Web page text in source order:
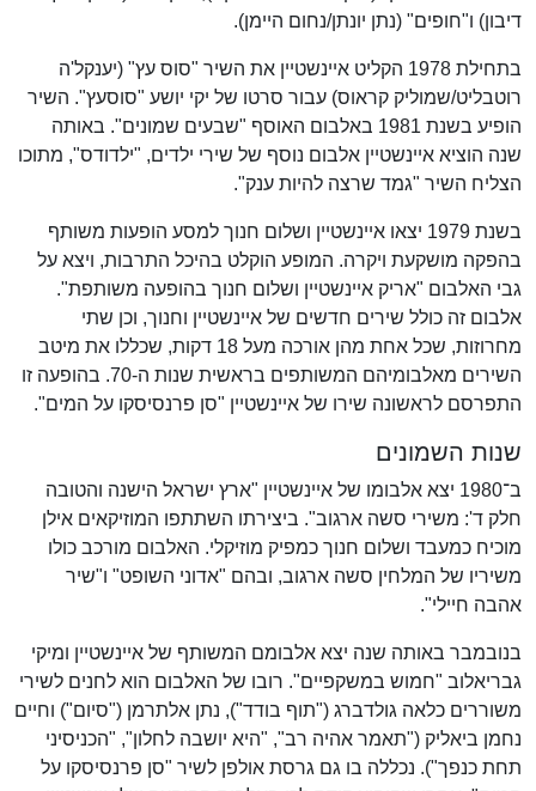
דיבון) ו"חופים" (נתן יונתן/נחום היימן).
בתחילת 1978 הקליט איינשטיין את השיר "סוס עץ" (יענקל'ה
רוטבליט/שמוליק קראוס) עבור סרטו של יקי יושע "סוסעץ". השיר
הופיע בשנת 1981 באלבום האוסף "שבעים שמונים". באותה
שנה הוציא איינשטיין אלבום נוסף של שירי ילדים, "ילדודס", מתוכו
הצליח השיר "גמד שרצה להיות ענק".
בשנת 1979 יצאו איינשטיין ושלום חנוך למסע הופעות משותף
בהפקה מושקעת ויקרה. המופע הוקלט בהיכל התרבות, ויצא על
גבי האלבום "אריק איינשטיין ושלום חנוך בהופעה משותפת".
אלבום זה כולל שירים חדשים של איינשטיין וחנוך, וכן שתי
מחרוזות, שכל אחת מהן אורכה מעל 18 דקות, שכללו את מיטב
השירים מאלבומיהם המשותפים בראשית שנות ה-70. בהופעה זו
התפרסם לראשונה שירו של איינשטיין "סן פרנסיסקו על המים".
שנות השמונים
ב־1980 יצא אלבומו של איינשטיין "ארץ ישראל הישנה והטובה
חלק ד': משירי סשה ארגוב". ביצירתו השתתפו המוזיקאים אילן
מוכיח כמעבד ושלום חנוך כמפיק מוזיקלי. האלבום מורכב כולו
משיריו של המלחין סשה ארגוב, ובהם "אדוני השופט" ו"שיר
אהבה חיילי".
בנובמבר באותה שנה יצא אלבומם המשותף של איינשטיין ומיקי
גבריאלוב "חמוש במשקפיים". רובו של האלבום הוא לחנים לשירי
משוררים כלאה גולדברג ("תוף בודד"), נתן אלתרמן ("סיום") וחיים
נחמן ביאליק ("תאמר אהיה רב", "היא יושבה לחלון", "הכניסיני
תחת כנפך"). נכללה בו גם גרסת אולפן לשיר "סן פרנסיסקו על